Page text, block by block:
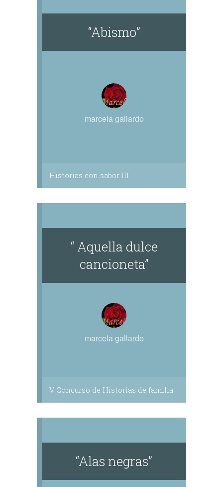
“Abismo”
marcela gallardo
Historias con sabor III
“ Aquella dulce
cancioneta”
marcela gallardo
V Concurso de Historias de familia
“Alas negras”